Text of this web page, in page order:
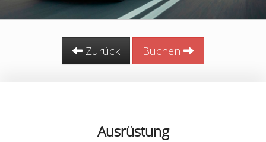
Zurück Buchen
Ausrüstung